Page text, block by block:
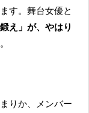
す。舞台女優と
え」が、やはり